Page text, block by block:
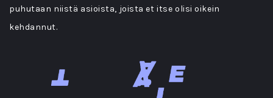
puhutaan niistä asioista, joista et itse olisi oikein
kehdannut.